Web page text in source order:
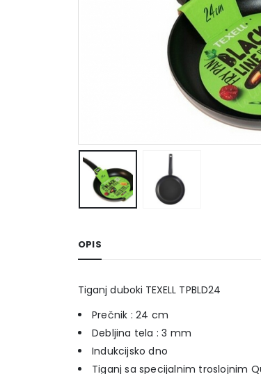
OPIS
Tiganj duboki TEXELL TPBLD24
Prečnik : 24 cm
Debljina tela : 3 mm
Indukcijsko dno
Tiganj sa specijalnim troslojnim